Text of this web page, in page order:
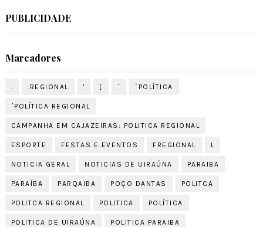
PUBLICIDADE
Marcadores
.REGIONAL ' [ ´ ´POLÍTICA
´POLÍTICA REGIONAL
CAMPANHA EM CAJAZEIRAS: POLITICA REGIONAL
ESPORTE FESTAS E EVENTOS FREGIONAL L
NOTICIA GERAL NOTICIAS DE UIRAÚNA PARAIBA
PARAÍBA PARQAIBA POÇO DANTAS POLITCA
POLITCA REGIONAL POLITICA POLÍTICA
POLITICA DE UIRAÚNA POLITICA PARAIBA